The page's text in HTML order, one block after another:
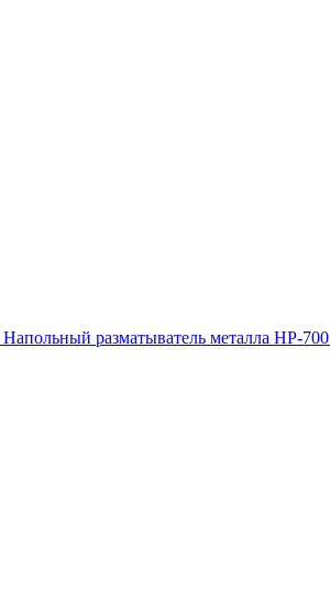
Напольный разматыватель металла HP-700